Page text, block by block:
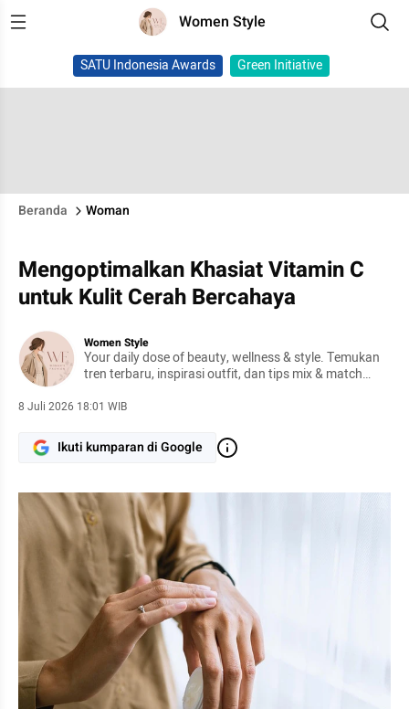
Women Style
SATU Indonesia Awards Green Initiative
Beranda Woman
Mengoptimalkan Khasiat Vitamin C
untuk Kulit Cerah Bercahaya
Women Style
Your daily dose of beauty, wellness & style. Temukan
tren terbaru, inspirasi outfit, dan tips mix & match
8 Juli 2026 18:01 WIB
Ikuti kumparan di Google